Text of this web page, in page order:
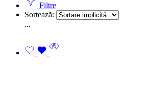
Filtre
Sortează:
...